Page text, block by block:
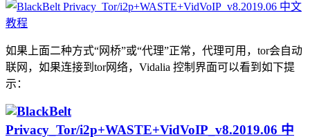
如果上面二种方式“网桥”或“代理”正常，代理可用，tor会自动
联网，如果连接到tor网络，Vidalia 控制界面可以看到如下提
示：